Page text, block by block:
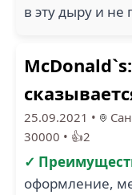
в эту дыру и не
25.09.2021 •
30000 • 👍2
✓
оформление,